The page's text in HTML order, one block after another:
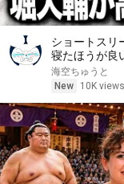
ショートスリ
寝たほうが良
海空ちゅうと
New
10K views